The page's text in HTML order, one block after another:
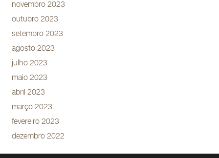
novembro 2023
outubro 2023
setembro 2023
agosto 2023
julho 2023
maio 2023
abril 2023
março 2023
fevereiro 2023
dezembro 2022